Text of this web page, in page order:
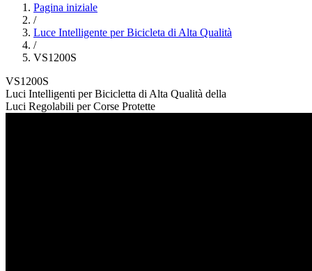
Pagina iniziale
/
Luce Intelligente per Bicicleta di Alta Qualità
/
VS1200S
VS1200S
Luci Intelligenti per Bicicletta di Alta Qualità della
Luci Regolabili per Corse Protette